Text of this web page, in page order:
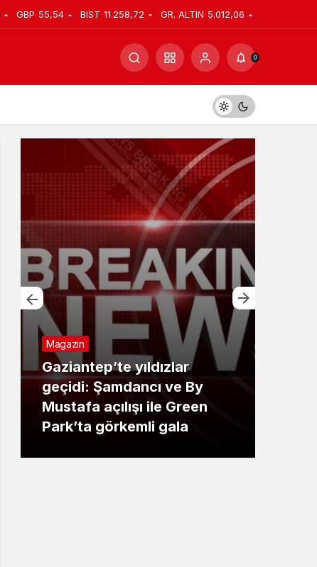
GBP 55,54 BIST 11.258,72 GR. ALTIN 5.012,06
0
Magazin
Gaziantep’te yıldızlar
geçidi: Şamdancı ve By
Mustafa açılışı ile Green
Park’ta görkemli gala